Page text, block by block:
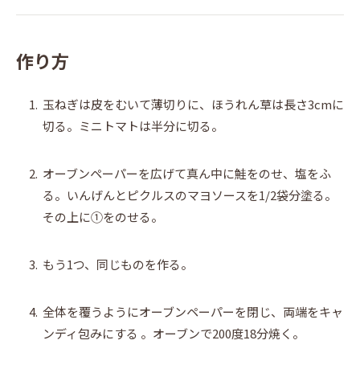
作り方
1. 玉ねぎは皮をむいて薄切りに、ほうれん草は長さ3cmに
切る。ミニトマトは半分に切る。
2. オーブンペーパーを広げて真ん中に鮭をのせ、塩をふ
る。いんげんとピクルスのマヨソースを1/2袋分塗る。
その上に①をのせる。
3. もう1つ、同じものを作る。
4. 全体を覆うようにオーブンペーパーを閉じ、両端をキャ
ンディ包みにする 。オーブンで200度18分焼く。